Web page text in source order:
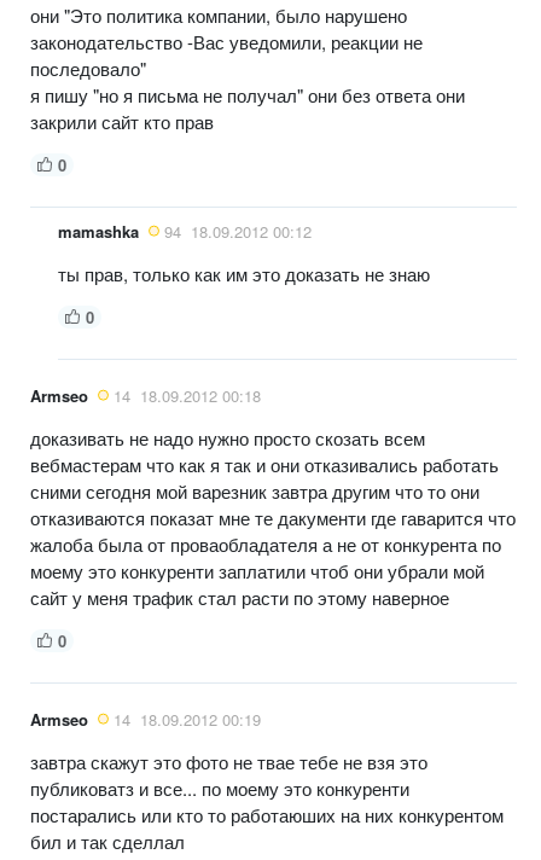
они "Это политика компании, было нарушено
законодательство -Вас уведомили, реакции не
последовало"
я пишу "но я письма не получал" они без ответа они
закрили сайт кто прав
0
mamashka 94 18.09.2012 00:12
ты прав, только как им это доказать не знаю
0
Armseo 14 18.09.2012 00:18
доказивать не надо нужно просто скозать всем
вебмастерам что как я так и они отказивались работать
сними сегодня мой варезник завтра другим что то они
отказиваются показат мне те дакументи где гаварится что
жалоба была от проваобладателя а не от конкурента по
моему это конкуренти заплатили чтоб они убрали мой
сайт у меня трафик стал расти по этому наверное
0
Armseo 14 18.09.2012 00:19
завтра скажут это фото не твае тебе не взя это
публиковатз и все... по моему это конкуренти
постарались или кто то работаюших на них конкурентом
бил и так сделлал